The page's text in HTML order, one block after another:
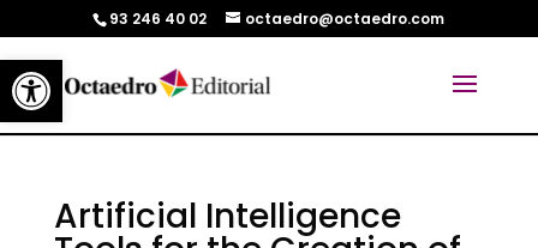
Abrir barra de herramientas
93 246 40 02 octaedro@octaedro.com
Artificial Intelligence